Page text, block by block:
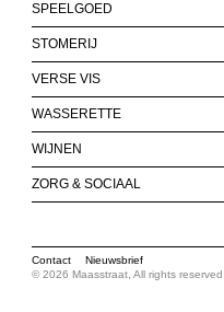
SPEELGOED
STOMERIJ
VERSE VIS
WASSERETTE
WIJNEN
ZORG & SOCIAAL
Contact
Nieuwsbrief
© 2026 Maasstraat, All rights reserved